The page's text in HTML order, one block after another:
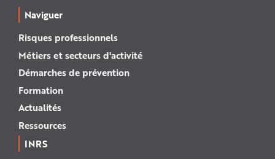
Naviguer
Risques professionnels
Métiers et secteurs d'activité
Démarches de prévention
Formation
Actualités
Ressources
INRS